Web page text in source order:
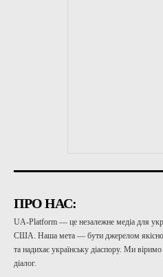
ПРО НАС:
UA-Platform — це незалежне медіа для
США. Наша мета — бути джерелом якісної
та надихає українську діаспору. Ми
діалог.